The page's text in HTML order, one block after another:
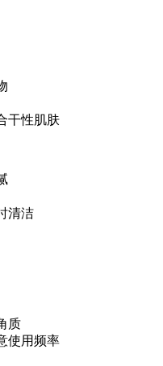
干性肌肤
清洁
质
使用频率